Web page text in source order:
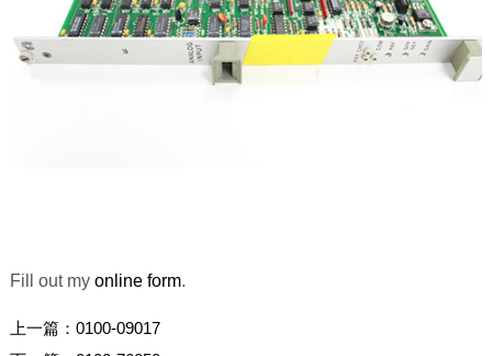
Fill out my online form.
上一篇： 0100-09017